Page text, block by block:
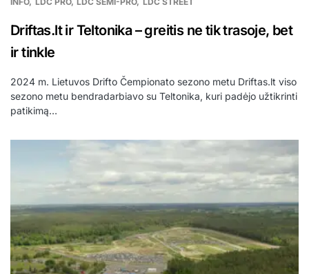
Driftas.lt ir Teltonika – greitis ne tik trasoje, bet
ir tinkle
2024 m. Lietuvos Drifto Čempionato sezono metu Driftas.lt viso
sezono metu bendradarbiavo su Teltonika, kuri padėjo užtikrinti
patikimą…